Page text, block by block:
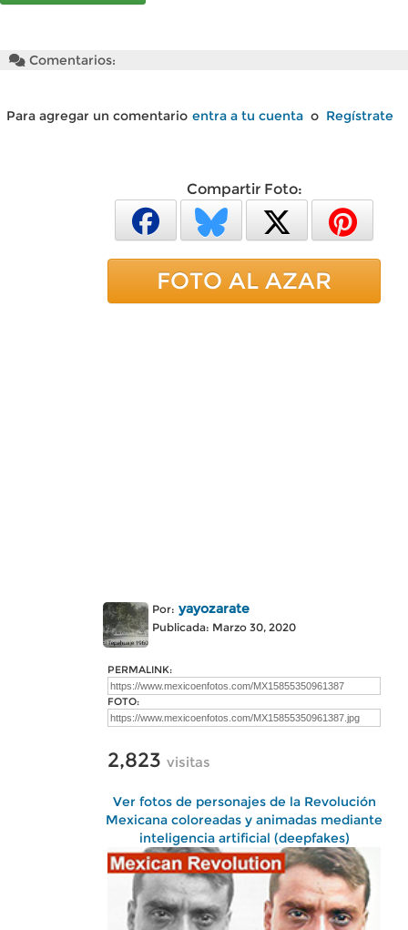
Comentarios:
Para agregar un comentario entra a tu cuenta o Regístrate
Compartir Foto:
FOTO AL AZAR
Por: yayozarate
Publicada: Marzo 30, 2020
PERMALINK:
FOTO:
2,823 visitas
Ver fotos de personajes de la Revolución
Mexicana coloreadas y animadas mediante
inteligencia artificial (deepfakes)